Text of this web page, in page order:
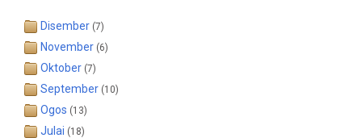
Disember (7)
November (6)
Oktober (7)
September (10)
Ogos (13)
Julai (18)